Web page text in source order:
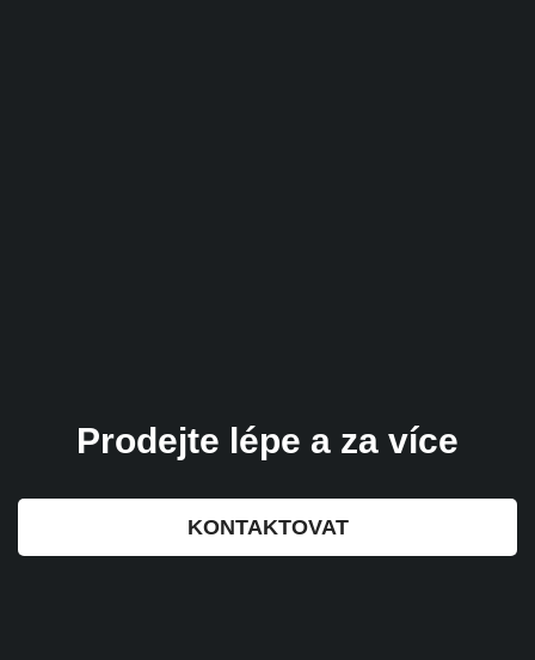
Prodejte lépe a za více
KONTAKTOVAT